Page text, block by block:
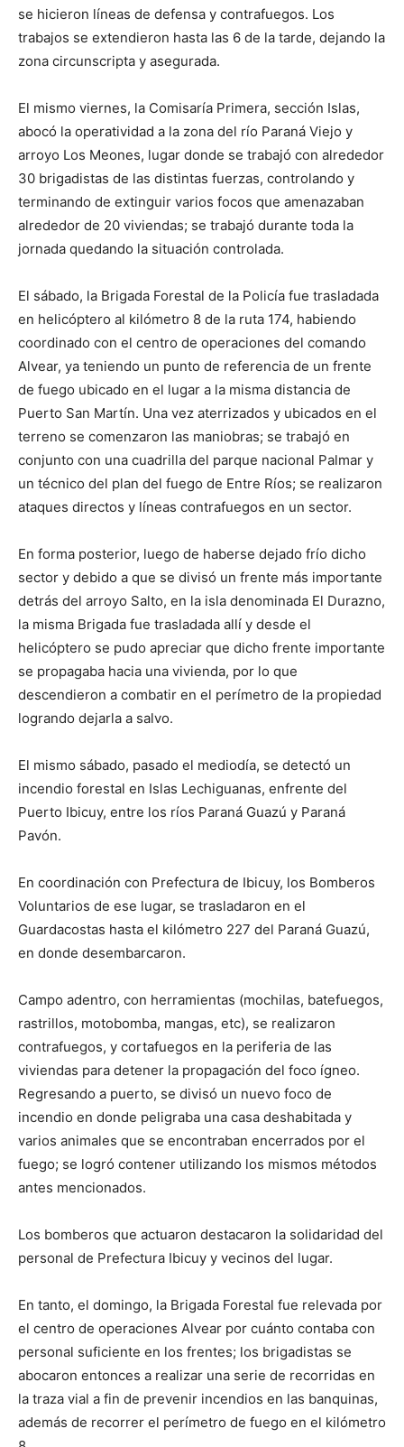
se hicieron líneas de defensa y contrafuegos. Los
trabajos se extendieron hasta las 6 de la tarde, dejando la
zona circunscripta y asegurada.
El mismo viernes, la Comisaría Primera, sección Islas,
abocó la operatividad a la zona del río Paraná Viejo y
arroyo Los Meones, lugar donde se trabajó con alrededor
30 brigadistas de las distintas fuerzas, controlando y
terminando de extinguir varios focos que amenazaban
alrededor de 20 viviendas; se trabajó durante toda la
jornada quedando la situación controlada.
El sábado, la Brigada Forestal de la Policía fue trasladada
en helicóptero al kilómetro 8 de la ruta 174, habiendo
coordinado con el centro de operaciones del comando
Alvear, ya teniendo un punto de referencia de un frente
de fuego ubicado en el lugar a la misma distancia de
Puerto San Martín. Una vez aterrizados y ubicados en el
terreno se comenzaron las maniobras; se trabajó en
conjunto con una cuadrilla del parque nacional Palmar y
un técnico del plan del fuego de Entre Ríos; se realizaron
ataques directos y líneas contrafuegos en un sector.
En forma posterior, luego de haberse dejado frío dicho
sector y debido a que se divisó un frente más importante
detrás del arroyo Salto, en la isla denominada El Durazno,
la misma Brigada fue trasladada allí y desde el
helicóptero se pudo apreciar que dicho frente importante
se propagaba hacia una vivienda, por lo que
descendieron a combatir en el perímetro de la propiedad
logrando dejarla a salvo.
El mismo sábado, pasado el mediodía, se detectó un
incendio forestal en Islas Lechiguanas, enfrente del
Puerto Ibicuy, entre los ríos Paraná Guazú y Paraná
Pavón.
En coordinación con Prefectura de Ibicuy, los Bomberos
Voluntarios de ese lugar, se trasladaron en el
Guardacostas hasta el kilómetro 227 del Paraná Guazú,
en donde desembarcaron.
Campo adentro, con herramientas (mochilas, batefuegos,
rastrillos, motobomba, mangas, etc), se realizaron
contrafuegos, y cortafuegos en la periferia de las
viviendas para detener la propagación del foco ígneo.
Regresando a puerto, se divisó un nuevo foco de
incendio en donde peligraba una casa deshabitada y
varios animales que se encontraban encerrados por el
fuego; se logró contener utilizando los mismos métodos
antes mencionados.
Los bomberos que actuaron destacaron la solidaridad del
personal de Prefectura Ibicuy y vecinos del lugar.
En tanto, el domingo, la Brigada Forestal fue relevada por
el centro de operaciones Alvear por cuánto contaba con
personal suficiente en los frentes; los brigadistas se
abocaron entonces a realizar una serie de recorridas en
la traza vial a fin de prevenir incendios en las banquinas,
además de recorrer el perímetro de fuego en el kilómetro